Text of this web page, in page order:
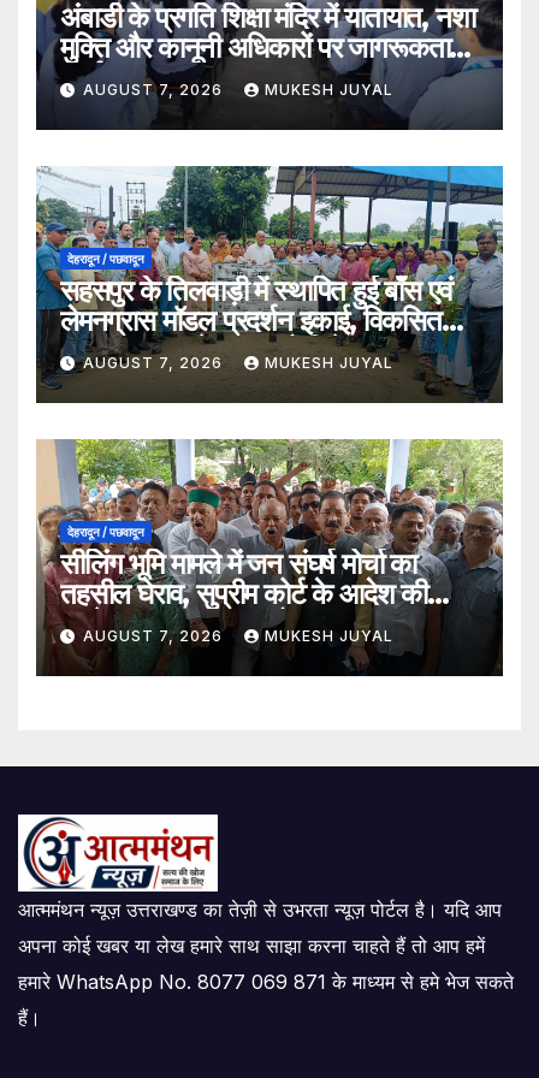
अंबाडी के प्रगति शिक्षा मंदिर में यातायात, नशा
मुक्ति और कानूनी अधिकारों पर जागरूकता
कार्यक्रम
AUGUST 7, 2026 MUKESH JUYAL
देहरादून / पछवादून
सहसपुर के तिलवाड़ी में स्थापित हुई बाँस एवं
लेमनग्रास मॉडल प्रदर्शन इकाई, विकसित
भारत–2047 के लक्ष्य को मिलेगा बल
AUGUST 7, 2026 MUKESH JUYAL
देहरादून / पछवादून
सीलिंग भूमि मामले में जन संघर्ष मोर्चा का
तहसील घेराव, सुप्रीम कोर्ट के आदेश की
अवहेलना का लगाया आरोप
AUGUST 7, 2026 MUKESH JUYAL
आत्ममंथन न्यूज़ उत्तराखण्ड का तेज़ी से उभरता न्यूज़ पोर्टल है। यदि आप
अपना कोई खबर या लेख हमारे साथ साझा करना चाहते हैं तो आप हमें
हमारे WhatsApp No. 8077 069 871 के माध्यम से हमे भेज सकते
हैं।